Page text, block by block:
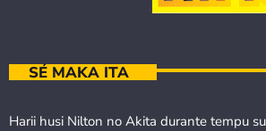
SÉ MAKA ITA
Harii husi Nilton no Akita durante tempu